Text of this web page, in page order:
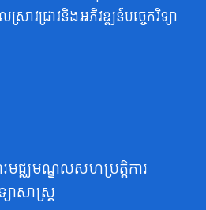
ាវជ្រាវនិងអភិវឌ្ឍន៍បច្ចេកវិទ្យា
មជ្ឈមណ្ឌលសហប្រត្តិការ
ាសាស្ត្រ